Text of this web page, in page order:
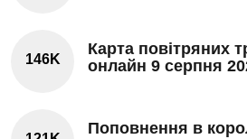
146K
Карта повітряних
онлайн 9 серпня
Поповнення в